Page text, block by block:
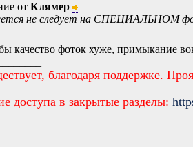
отКлямер
не следует на СПЕЦИАЛЬНОМ
качество фоток хуже, примыкание
благодаря поддержке.
доступа в закрытые разделы: